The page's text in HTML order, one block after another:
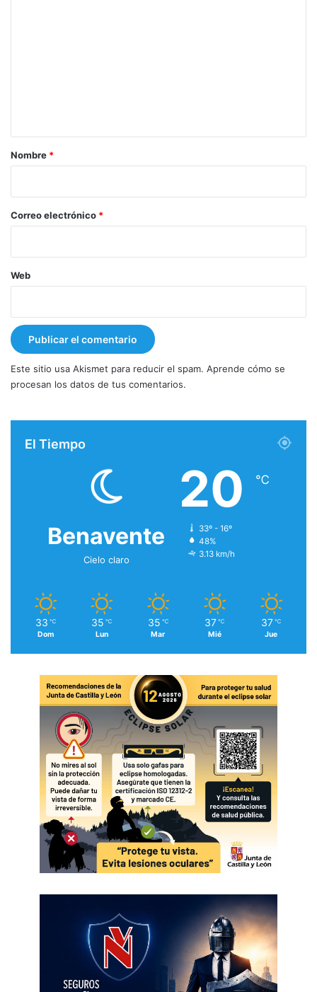
r
*
Nombre *
Correo electrónico *
Web
Este sitio usa Akismet para reducir el spam. Aprende cómo se
procesan los datos de tus comentarios.
El Tiempo
Benavente
Cielo claro
20 ℃
33º - 16º
48%
3.13 km/h
33 ℃
Dom
35 ℃
Lun
35 ℃
Mar
37 ℃
Mié
37 ℃
Jue